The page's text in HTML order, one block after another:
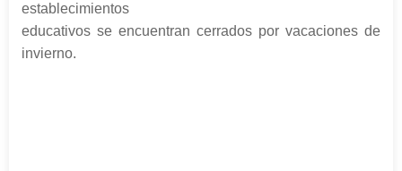
establecimientos
educativos se encuentran cerrados por vacaciones de
invierno.